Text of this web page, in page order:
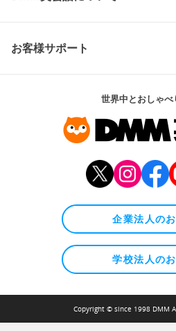
お客様サポート
世界中とおしゃべ
企業法人の
学校法人の
Copyright © since 1998 DMM